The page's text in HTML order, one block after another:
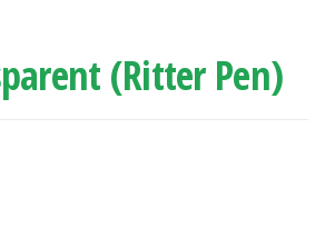
(Ritter Pen)